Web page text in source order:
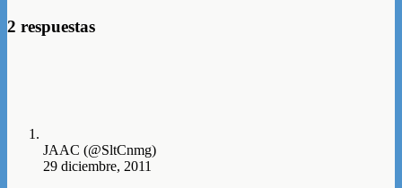
2 respuestas
JAAC (@SltCnmg)
29 diciembre, 2011